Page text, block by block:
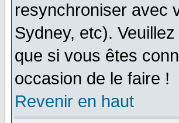
resynchroniser avec
Sydney, etc).
que si vous êtes
occasion de le faire !
Revenir en haut